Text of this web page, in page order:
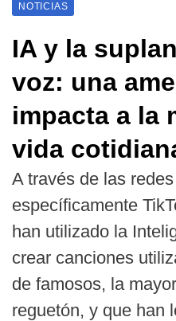
NOTICIAS
IA y la
voz: una
impacta a la
vida
A través de las
específicamente
han utilizado la
crear canciones
de famosos, la
reguetón, y que han